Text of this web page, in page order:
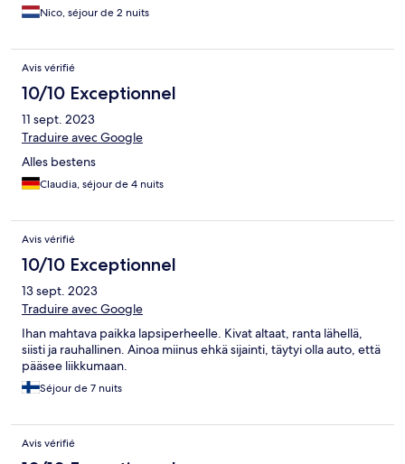
Nico, séjour de 2 nuits
Avis vérifié
10/10 Exceptionnel
11 sept. 2023
Traduire avec Google
Alles bestens
Claudia, séjour de 4 nuits
Avis vérifié
10/10 Exceptionnel
13 sept. 2023
Traduire avec Google
Ihan mahtava paikka lapsiperheelle. Kivat altaat, ranta lähellä,
siisti ja rauhallinen. Ainoa miinus ehkä sijainti, täytyi olla auto, että
pääsee liikkumaan.
Séjour de 7 nuits
Avis vérifié